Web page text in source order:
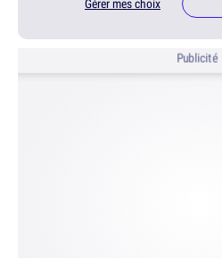
Gérer mes choix
Publicité